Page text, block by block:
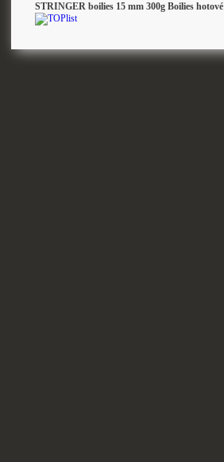
STRINGER boilies 15 mm 300g Boilies hotové